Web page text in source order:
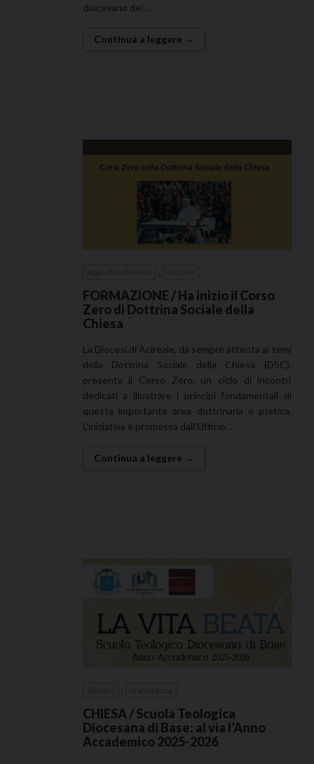
diocesano dei…
Continua a leggere →
FORMAZIONE / Ha inizio il Corso
Zero di Dottrina Sociale della
Chiesa
La Diocesi di Acireale, da sempre attenta ai temi
della Dottrina Sociale della Chiesa (DSC),
presenta il Corso Zero, un ciclo di incontri
dedicati a illustrare i principi fondamentali di
questa importante area dottrinaria e pratica.
L'iniziativa è promossa dall'Ufficio…
Continua a leggere →
CHIESA / Scuola Teologica
Diocesana di Base: al via l’Anno
Accademico 2025-2026